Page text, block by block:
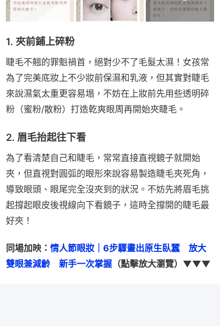
1. 夾前鋪上碎粉
睫毛不翹的罪魁禍首，絕對少不了毛髮太濕！女孩常
為了完美底妝上不少妝前保濕和乳液，但其實對睫毛
來說濕氣太重更容易塌，不妨在上妝前先用些透明碎
粉（蜜粉/散粉）打造乾爽眼周再開始夾睫毛。
2. 眉毛抬起往下看
為了看清楚自己和睫毛，常常直接直視鏡子就開始
夾，但直視對圓弧的眼形來說容易製造睫毛夾死角，
導致眼頭、眼尾完全沒夾到的狀況。不妨先將眉毛挑
起撐起眼皮後視線向下看鏡子，這時全撐開的睫毛最
好夾！
同場加映： 情人節眼妝｜6步驟畫出原生臥蠶　放大
雙眼兼減齡　新手一次掌握 （點擊放大瀏覽）▼▼▼